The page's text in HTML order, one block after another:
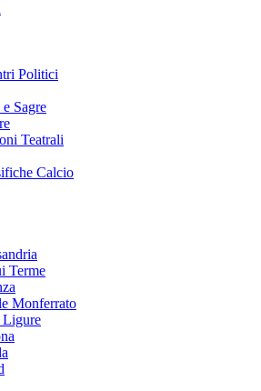
Politici
e Sagre
Teatrali
Calcio
Terme
Monferrato